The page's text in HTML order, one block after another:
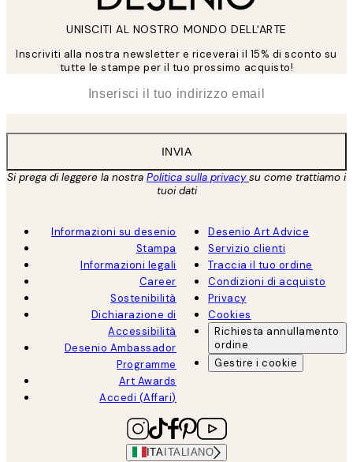
UNISCITI AL NOSTRO MONDO DELL'ARTE
Inscriviti alla nostra newsletter e riceverai il 15% di sconto su
tutte le stampe per il tuo prossimo acquisto!
INVIA
Si prega di leggere la nostra Politica sulla privacysu come trattiamo i
tuoi dati
Informazioni su desenio
Stampa
Informazioni legali
Career
Sostenibilità
Dichiarazione di
Accessibilità
Desenio Ambassador
Programme
Art Awards
Accedi (Affari)
Desenio Art Advice
Servizio clienti
Traccia il tuo ordine
Condizioni di acquisto
Privacy
Cookies
Richiesta annullamento
ordine
Gestire i cookie
ITA ITALIANO